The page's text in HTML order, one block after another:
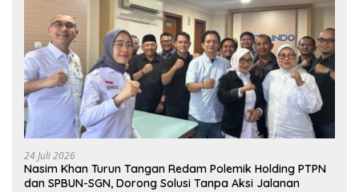
24 Juli 2026
Nasim Khan Turun Tangan Redam Polemik Holding PTPN
dan SPBUN-SGN, Dorong Solusi Tanpa Aksi Jalanan